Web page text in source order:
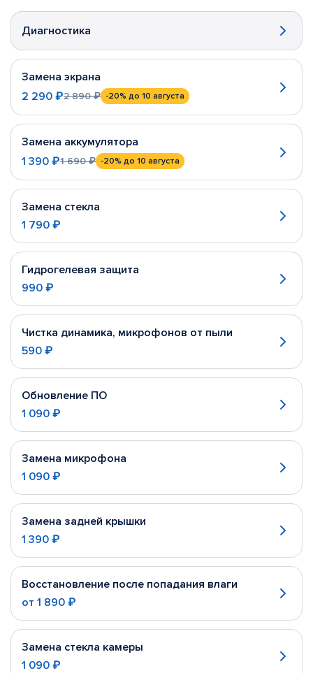
Диагностика
Замена экрана
2 290 ₽2 890 ₽ -20% до 10 августа
Замена аккумулятора
1 390 ₽1 690 ₽ -20% до 10 августа
Замена стекла
1 790 ₽
Гидрогелевая защита
990 ₽
Чистка динамика, микрофонов от пыли
590 ₽
Обновление ПО
1 090 ₽
Замена микрофона
1 090 ₽
Замена задней крышки
1 390 ₽
Восстановление после попадания влаги
от 1 890 ₽
Замена стекла камеры
1 090 ₽